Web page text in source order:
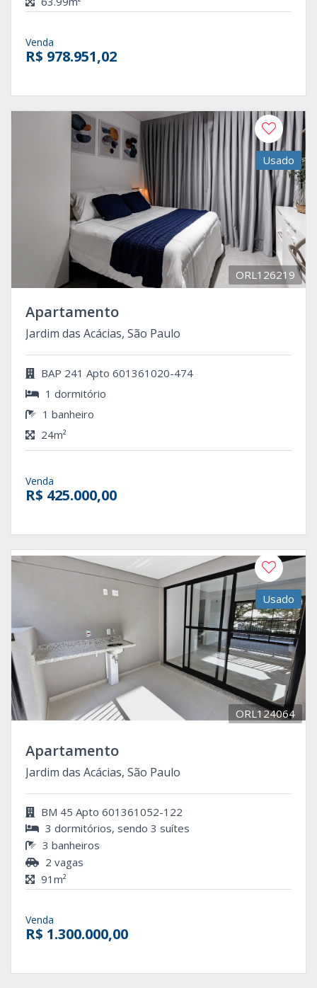
Venda
R$ 978.951,02
Usado
ORL126219
Apartamento
Jardim das Acácias, São Paulo
BAP 241 Apto 601361020-474
1 dormitório
1 banheiro
24m²
Venda
R$ 425.000,00
Usado
ORL124064
Apartamento
Jardim das Acácias, São Paulo
BM 45 Apto 601361052-122
3 dormitórios, sendo 3 suítes
3 banheiros
2 vagas
91m²
Venda
R$ 1.300.000,00